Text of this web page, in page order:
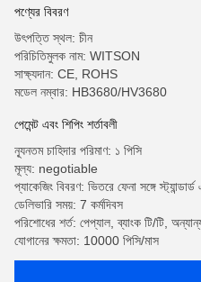
পণ্যের বিবরণ
উৎপত্তি স্থল: চীন
পরিচিতিমুলক নাম: WITSON
সাক্ষ্যদান: CE, ROHS
মডেল নম্বার: HB3680/HV3680
পেমেন্ট এবং শিপিং শর্তাবলী
ন্যূনতম চাহিদার পরিমাণ: ১ পিসি
মূল্য: negotiable
প্যাকেজিং বিবরণ: ভিতরে ফেনা সঙ্গে
ডেলিভারি সময়: 7 কর্মদিবস
পরিশোধের শর্ত: পেপ্যাল, ব্যাংক টি/টি,
যোগানের ক্ষমতা: 10000 পিসি/মাস